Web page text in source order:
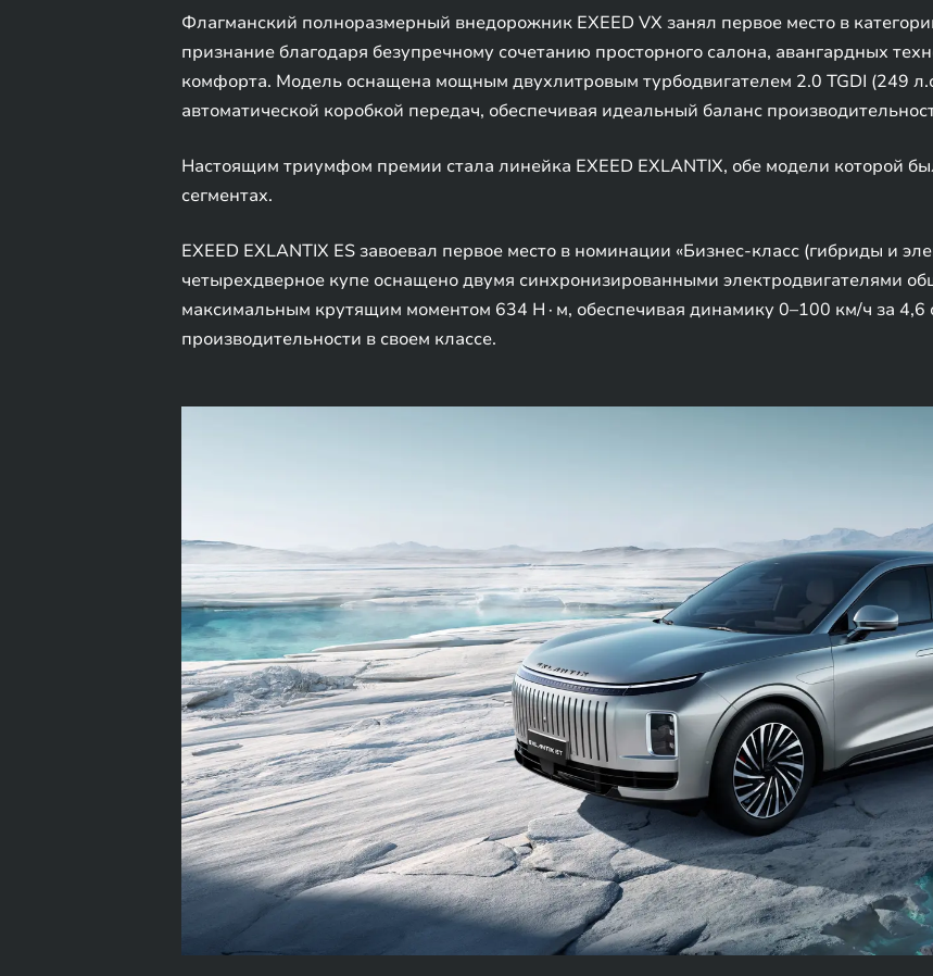
Флагманский полноразмерный внедорожник EXEED VX занял первое место в
признание благодаря безупречному сочетанию просторного салона, авангардных
комфорта. Модель оснащена мощным двухлитровым турбодвигателем 2.0 TGDI (249
автоматической коробкой передач, обеспечивая идеальный баланс
Настоящим триумфом премии стала линейка EXEED EXLANTIX, обе модели которой
сегментах.
EXEED EXLANTIX ES завоевал первое место в номинации «Бизнес-класс (гибриды и
четырехдверное купе оснащено двумя синхронизированными электродвигателями
максимальным крутящим моментом 634 Н∙м, обеспечивая динамику 0–100 км/ч за 4,6
производительности в своем классе.